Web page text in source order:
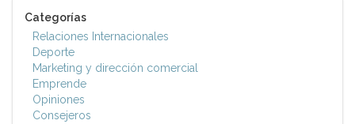
Categorías
Relaciones Internacionales
Deporte
Marketing y dirección comercial
Emprende
Opiniones
Consejeros